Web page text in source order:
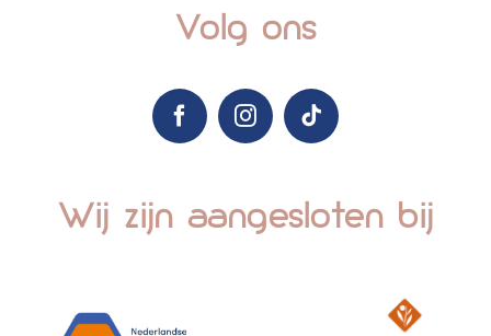
Volg ons
Wij zijn aangesloten bij